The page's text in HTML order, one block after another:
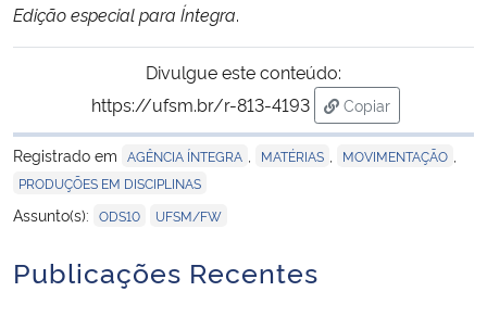
Edição especial para Íntegra.
Divulgue este conteúdo:
https://ufsm.br/r-813-4193
Copiar
para área de
Registrado em AGÊNCIA ÍNTEGRA MATÉRIAS MOVIMENTAÇÃO
PRODUÇÕES EM DISCIPLINAS
Assunto(s): ODS10 UFSM/FW
Publicações Recentes